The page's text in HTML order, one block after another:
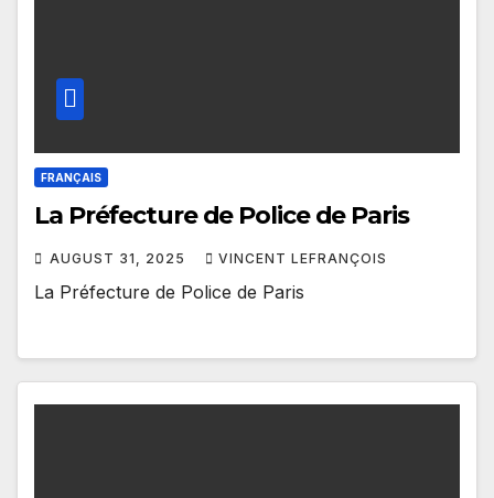
FRANÇAIS
La Préfecture de Police de Paris
AUGUST 31, 2025 VINCENT LEFRANÇOIS
La Préfecture de Police de Paris